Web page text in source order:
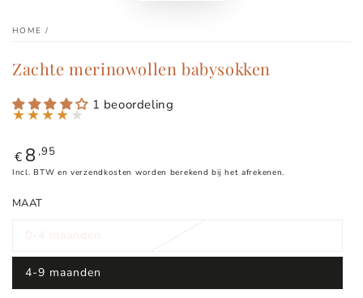
HOME /
Zachte merinowollen babysokken
1 beoordeling
Normale
prijs
€ 8 ,95
Incl. BTW en verzendkosten worden berekend bij het afrekenen.
MAAT
0-4 maanden
4-9 maanden